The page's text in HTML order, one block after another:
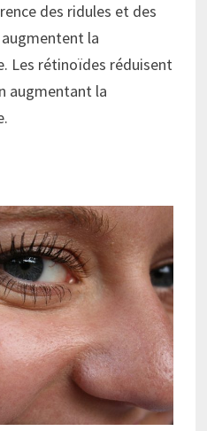
des ridules et des
la
Les rétinoïdes réduisent
augmentant la